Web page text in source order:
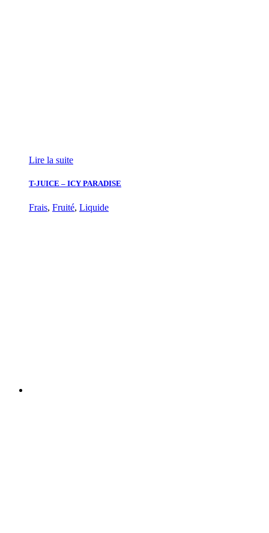
Lire la suite
T-JUICE – ICY PARADISE
Frais, Fruité, Liquide